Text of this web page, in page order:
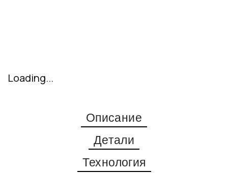
Loading...
Описание
Детали
Технология